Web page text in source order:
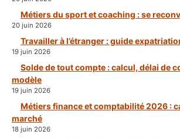
Métiers du sport et coaching : se
20 juin 2026
Travailler à l’étranger : guide
19 juin 2026
Solde de tout compte : calcul, délai de
modèle
19 juin 2026
Métiers finance et comptabilité 2026 :
marché
18 juin 2026